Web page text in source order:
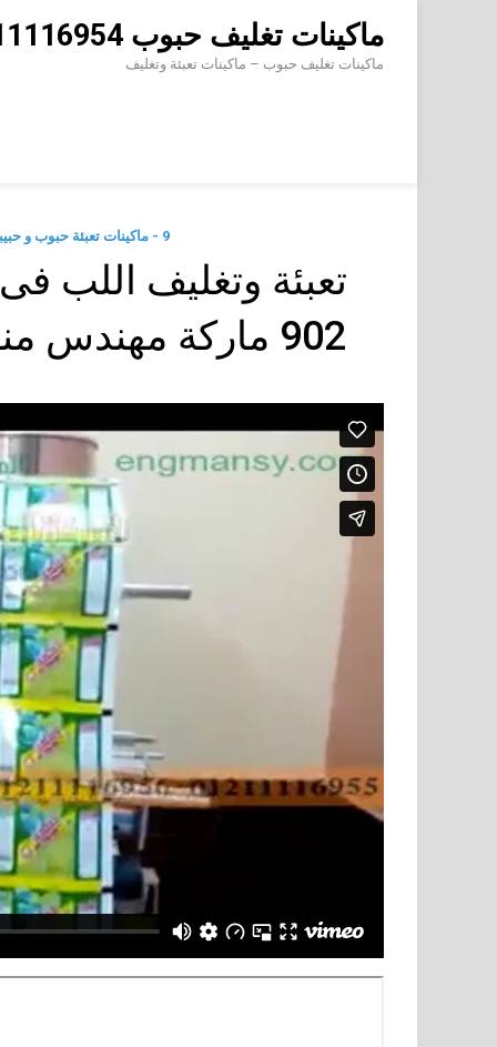
content
ماكينات تغليف حبوب 01211116954 – 01211116956 – 01211116958
ماكينات تغليف حبوب – ماكينات تعبئة وتغليف
9 - ماكينات تعبئة حبوب و حبيبات وتعبئة مساحيق في اكياس اوتوماتيك
تعبئة وتغليف اللب
902 ماركة مهندس منسى شرح حسن مصطفى